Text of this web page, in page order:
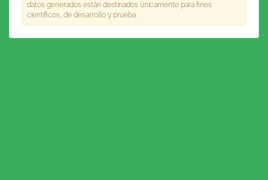
datos generados están destinados únicamente para fines
científicos, de desarrollo y prueba.